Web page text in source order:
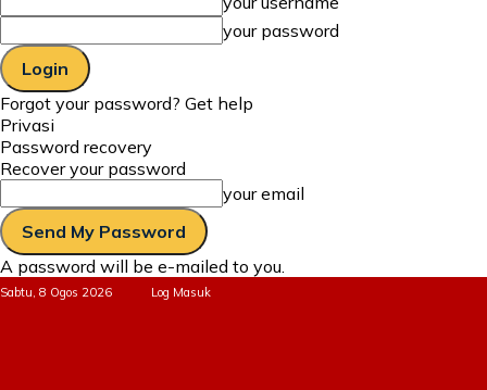
your password
Forgot your password? Get help
Privasi
Password recovery
Recover your password
your email
A password will be e-mailed to you.
Sabtu, 8 Ogos 2026 Log Masuk